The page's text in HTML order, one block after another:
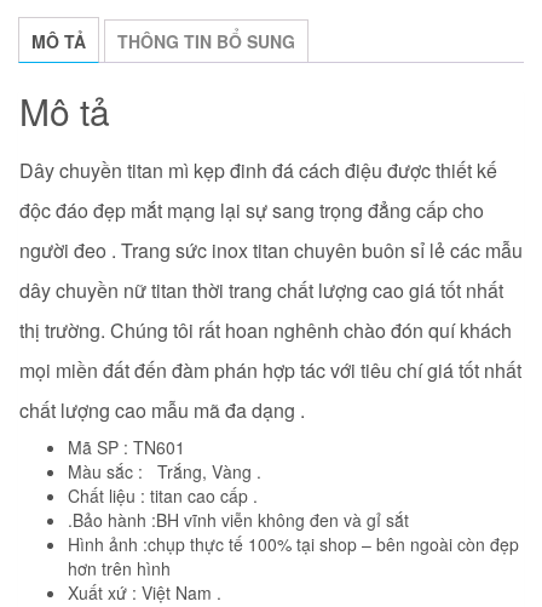
điệu
cực
xinh
số
MÔ TẢ THÔNG TIN BỔ SUNG
Mô tả
Dây chuyền titan mì kẹp đinh đá cách điệu được thiết kế
độc đáo đẹp mắt mạng lại sự sang trọng đẳng cấp cho
người đeo . Trang sức inox titan chuyên buôn sỉ lẻ các mẫu
dây chuyền nữ titan thời trang chất lượng cao giá tốt nhất
thị trường. Chúng tôi rất hoan nghênh chào đón quí khách
mọi miền đất đến đàm phán hợp tác với tiêu chí giá tốt nhất
chất lượng cao mẫu mã đa dạng .
Mã SP : TN601
Màu sắc : Trắng, Vàng .
Chất liệu : titan cao cấp .
.Bảo hành :BH vĩnh viễn không đen và gỉ sắt
Hình ảnh :chụp thực tế 100% tại shop – bên ngoài còn đẹp
hơn trên hình
Xuất xứ : Việt Nam .